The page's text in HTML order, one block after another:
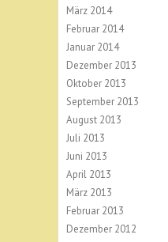
März 2014
Februar 2014
Januar 2014
Dezember 2013
Oktober 2013
September 2013
August 2013
Juli 2013
Juni 2013
April 2013
März 2013
Februar 2013
Dezember 2012